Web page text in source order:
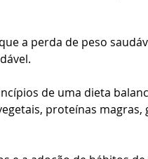
a perda de peso
de uma dieta
proteínas magras,